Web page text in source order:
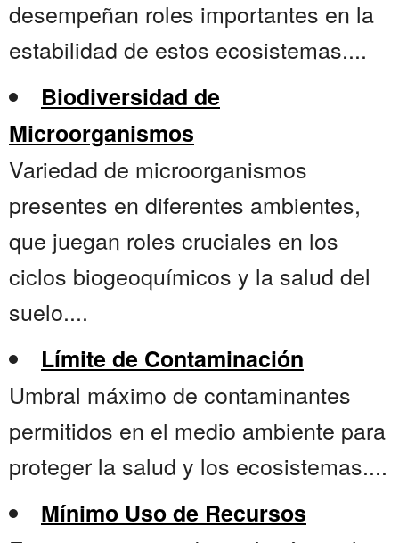
desempeñan roles importantes en la
estabilidad de estos ecosistemas....
Biodiversidad de
Microorganismos
Variedad de microorganismos
presentes en diferentes ambientes,
que juegan roles cruciales en los
ciclos biogeoquímicos y la salud del
suelo....
Límite de Contaminación
Umbral máximo de contaminantes
permitidos en el medio ambiente para
proteger la salud y los ecosistemas....
Mínimo Uso de Recursos